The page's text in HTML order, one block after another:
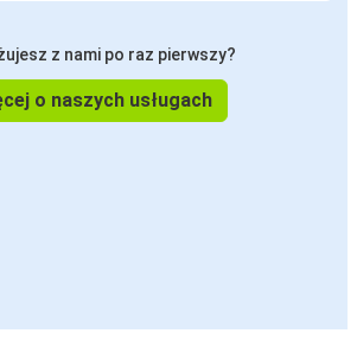
z nami po raz pierwszy?
o naszych usługach